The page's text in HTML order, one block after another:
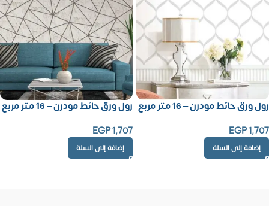
رول ورق حائط مودرن – 16 متر مربع
EGP1,707
إضافة إلى السلة
رول ورق حائط مودرن – 16 متر مربع
EGP1,707
إضافة إلى السلة